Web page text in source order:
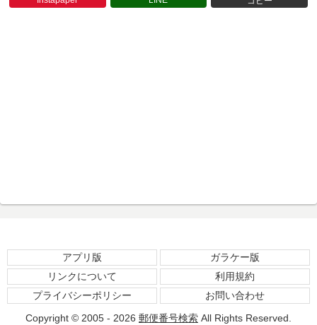
アプリ版
ガラケー版
リンクについて
利用規約
プライバシーポリシー
お問い合わせ
Copyright © 2005 - 2026 郵便番号検索 All Rights Reserved.